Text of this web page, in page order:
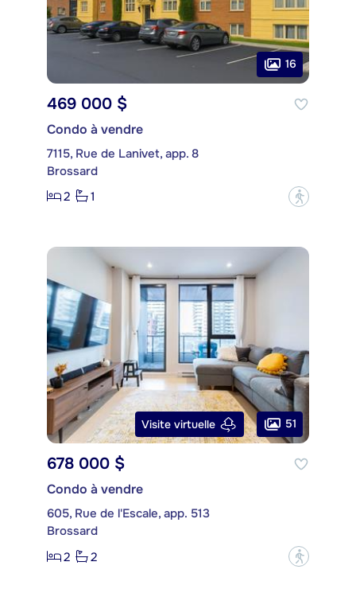
16
469 000 $
Condo à vendre
7115, Rue de Lanivet, app. 8
Brossard
2
1 ?
Visite virtuelle 51
678 000 $
Condo à vendre
605, Rue de l'Escale, app. 513
Brossard
2
2 ?